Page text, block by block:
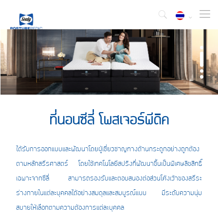
ที่นอนซีลี่ โพสเจอร์พีดิค
ได้รับการออกแบบและพัฒนาโดยผู้เชี่ยวชาญทางด้านกระดูกอย่างถูกต้อง
ตามหลักสรีรศาสตร์ โดยใช้เทคโนโลยีสปริงที่พัฒนาขึ้นเป็นพิเศษลิขสิทธิ์
เฉพาะจากซีลี่ สามารถรองรับและตอบสนองต่อส่วนโค้งเว้าของสรีระ
ร่างกายในแต่ละบุคคลได้อย่างสมดุลและสมบูรณ์แบบ มีระดับความนุ่ม
สบายให้เลือกตามความต้องการแต่ละบุคคล